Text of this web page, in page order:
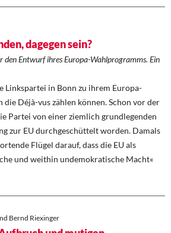
dagegen sein?
Entwurf ihres Europa-Wahlprogramms. Ein
Linkspartei in Bonn zu ihrem Europa-
Déjà-vus zählen können. Schon vor der
Partei von einer ziemlich grundlegenden
zur EU durchgeschüttelt worden. Damals
Flügel darauf, dass die EU als
und weithin undemokratische Macht«
Bernd Riexinger